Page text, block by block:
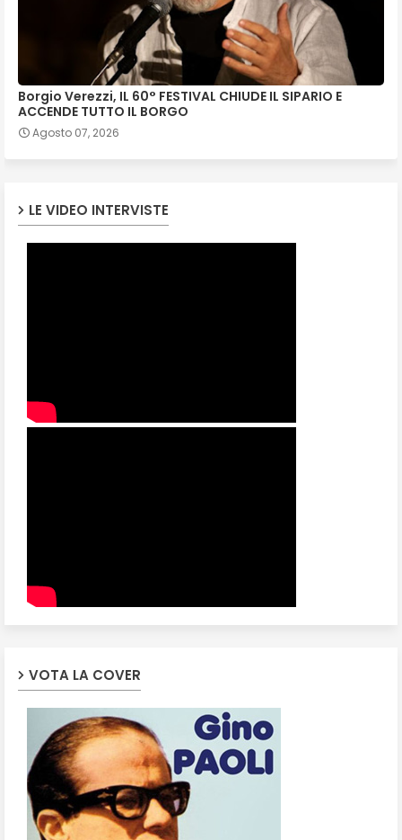
Borgio Verezzi, IL 60° FESTIVAL CHIUDE IL SIPARIO E
ACCENDE TUTTO IL BORGO
Agosto 07, 2026
LE VIDEO INTERVISTE
VOTA LA COVER